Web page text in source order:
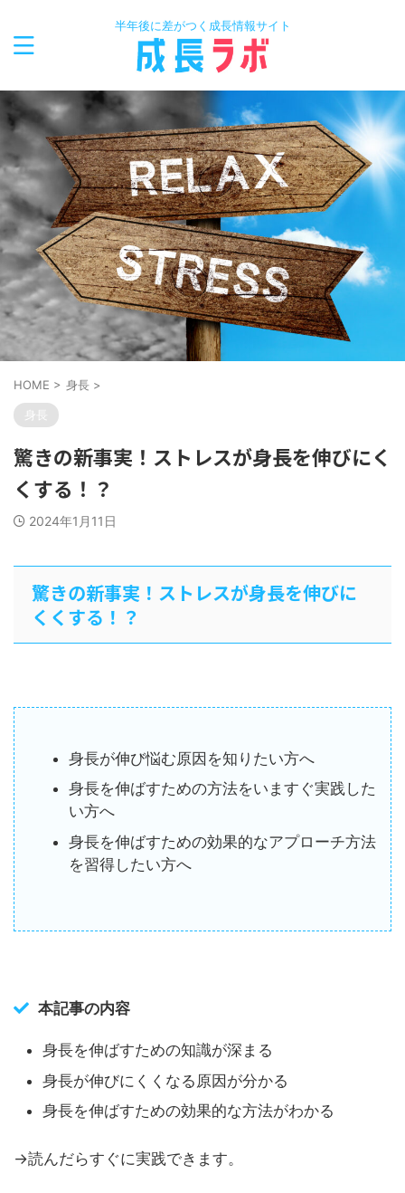
半年後に差がつく成長情報サイト
HOME > 身長 >
身長
驚きの新事実！ストレスが身長を伸びにく
くする！？
2024年1月11日
驚きの新事実！ストレスが身長を伸びに
くくする！？
身長が伸び悩む原因を知りたい方へ
身長を伸ばすための方法をいますぐ実践した
い方へ
身長を伸ばすための効果的なアプローチ方法
を習得したい方へ
本記事の内容
身長を伸ばすための知識が深まる
身長が伸びにくくなる原因が分かる
身長を伸ばすための効果的な方法がわかる
→読んだらすぐに実践できます。